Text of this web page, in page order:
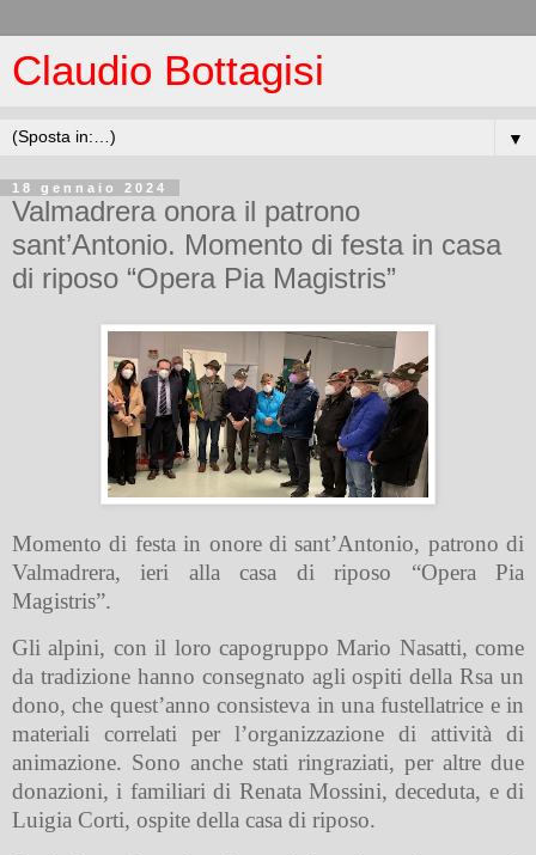
Claudio Bottagisi
▼
18 gennaio 2024
Valmadrera onora il patrono
sant’Antonio. Momento di festa in casa
di riposo “Opera Pia Magistris”
Momento di festa in onore di sant’Antonio, patrono di
Valmadrera, ieri alla casa di riposo “Opera Pia
Magistris”.
Gli alpini, con il loro capogruppo Mario Nasatti, come
da tradizione hanno consegnato agli ospiti della Rsa un
dono, che quest’anno consisteva in una fustellatrice e in
materiali correlati per l’organizzazione di attività di
animazione. Sono anche stati ringraziati, per altre due
donazioni, i familiari di Renata Mossini, deceduta, e di
Luigia Corti, ospite della casa di riposo.